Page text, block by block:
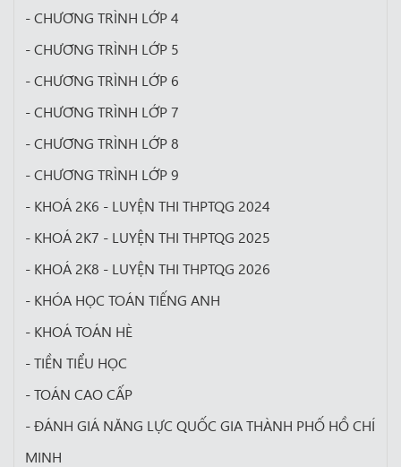
- CHƯƠNG TRÌNH LỚP 4
- CHƯƠNG TRÌNH LỚP 5
- CHƯƠNG TRÌNH LỚP 6
- CHƯƠNG TRÌNH LỚP 7
- CHƯƠNG TRÌNH LỚP 8
- CHƯƠNG TRÌNH LỚP 9
- KHOÁ 2K6 - LUYỆN THI THPTQG 2024
- KHOÁ 2K7 - LUYỆN THI THPTQG 2025
- KHOÁ 2K8 - LUYỆN THI THPTQG 2026
- KHÓA HỌC TOÁN TIẾNG ANH
- KHOÁ TOÁN HÈ
- TIỀN TIỂU HỌC
- TOÁN CAO CẤP
- ĐÁNH GIÁ NĂNG LỰC QUỐC GIA THÀNH PHỐ HỒ CHÍ
MINH